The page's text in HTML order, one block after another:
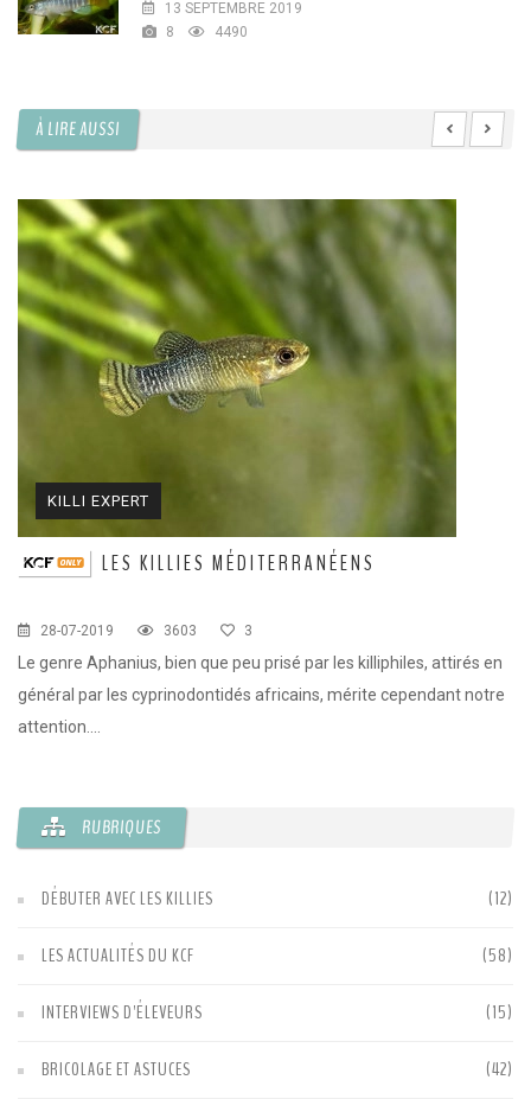
13 SEPTEMBRE 2019
8
4490
À LIRE AUSSI
KILLI EXPERT
LES KILLIES MÉDITERRANÉENS
28-07-2019 3603 3
Le genre Aphanius, bien que peu prisé par les killiphiles, attirés en
général par les cyprinodontidés africains, mérite cependant notre
attention....
RUBRIQUES
DÉBUTER AVEC LES KILLIES (12)
LES ACTUALITÉS DU KCF (58)
INTERVIEWS D'ÉLEVEURS (15)
BRICOLAGE ET ASTUCES (42)